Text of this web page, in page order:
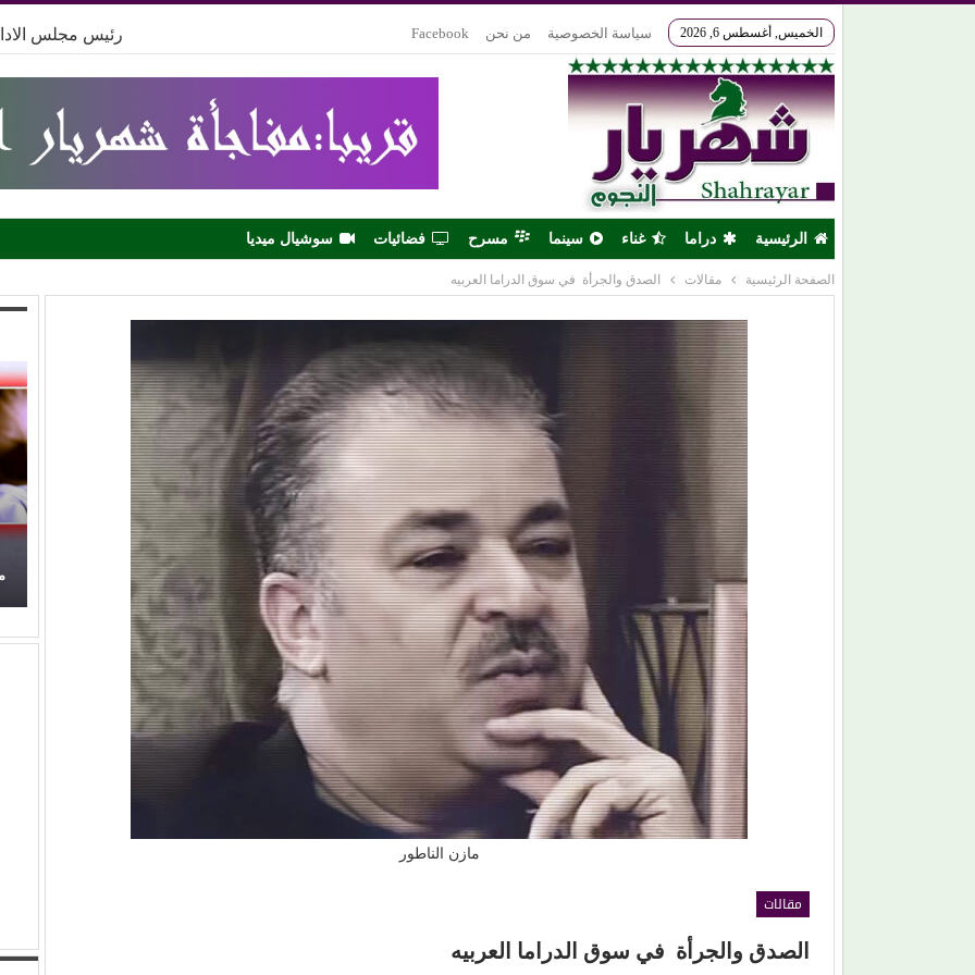
الخميس, أغسطس 6, 2026 سياسة الخصوصية من نحن Facebook رئيس مجلس
الرئيسية دراما غناء سينما مسرح فضائيات سوشيال ميديا
الصفحة الرئيسية مقالات الصدق والجرأة في سوق الدراما العربيه
مازن الناطور
مقالات
الصدق والجرأة في سوق الدراما العربيه
(علي الألفي) يعود بقوة.. ويفاجئ جمهوره بـ (مش رايح
الساحل)
برتقان (الأبنودي) وفراولة مصطفى حدوتة!